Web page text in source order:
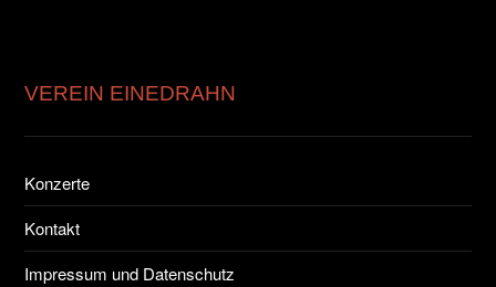
VEREIN EINEDRAHN
Konzerte
Kontakt
Impressum und Datenschutz